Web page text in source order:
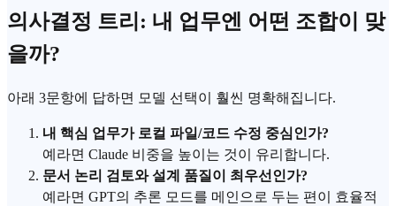
의사결정 트리: 내 업무엔 어떤 조합이 맞
을까?
아래 3문항에 답하면 모델 선택이 훨씬 명확해집니다.
내 핵심 업무가 로컬 파일/코드 수정 중심인가?
예라면 Claude 비중을 높이는 것이 유리합니다.
문서 논리 검토와 설계 품질이 최우선인가?
예라면 GPT의 추론 모드를 메인으로 두는 편이 효율적